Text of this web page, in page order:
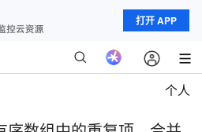
打开 APP
个人